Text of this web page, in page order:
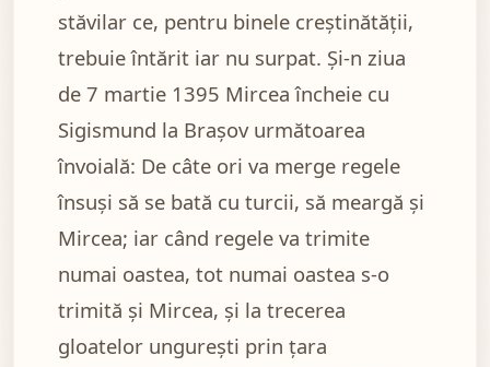
stăvilar ce, pentru binele creștinătății,
trebuie întărit iar nu surpat. Și-n ziua
de 7 martie 1395 Mircea încheie cu
Sigismund la Brașov următoarea
învoială: De câte ori va merge regele
însuși să se bată cu turcii, să meargă și
Mircea; iar când regele va trimite
numai oastea, tot numai oastea s-o
trimită și Mircea, și la trecerea
gloatelor ungurești prin țara